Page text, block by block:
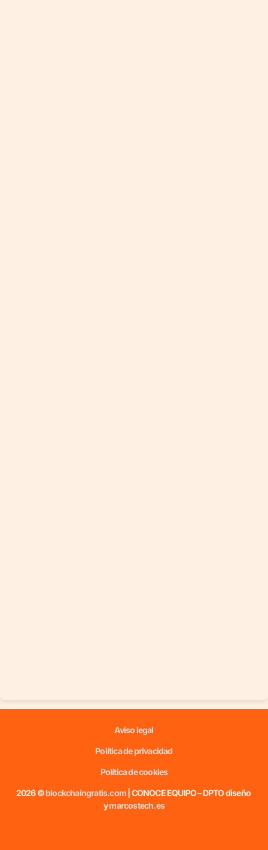
2026 ©blockchaingratis.com | CONOCE EQUIPO – DPTO diseño
ymarcostech.es
Aviso legal
Política de privacidad
Política de cookies